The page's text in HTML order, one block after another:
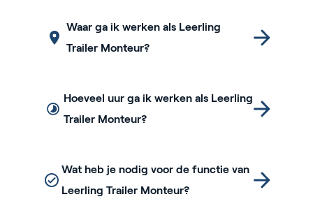
Waar ga ik werken als Leerling
Trailer Monteur?
Hoeveel uur ga ik werken als Leerling
Trailer Monteur?
Wat heb je nodig voor de functie van
Leerling Trailer Monteur?